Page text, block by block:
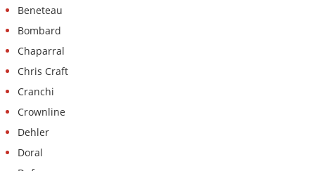
e
Beneteau
Bombard
Chaparral
Chris Craft
Cranchi
Crownline
Dehler
Doral